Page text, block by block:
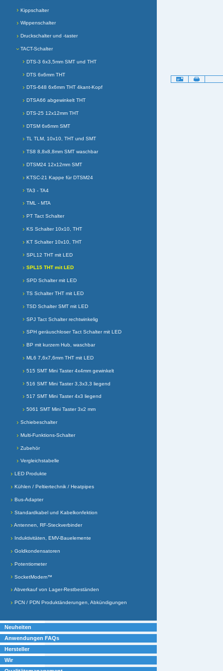
Kippschalter
Wippenschalter
Druckschalter und -taster
TACT-Schalter
DTS-3 6x3,5mm SMT und THT
DTS 6x6mm THT
DTS-648 6x6mm THT 4kant-Kopf
DTSA66 abgewinkelt THT
DTS-25 12x12mm THT
DTSM 6x6mm SMT
TL TLM, 10x10, THT und SMT
TS8 8,8x8,8mm SMT waschbar
DTSM24 12x12mm SMT
KTSC-21 Kappe für DTSM24
TA3 - TA4
TML - MTA
PT Tact Schalter
KS Schalter 10x10, THT
KT Schalter 10x10, THT
SPL12 THT mit LED
SPL15 THT mit LED
SPD Schalter mit LED
TS Schalter THT mit LED
TSD Schalter SMT mit LED
SPJ Tact Schalter rechtwinkelig
SPH geräuschloser Tact Schalter mit LED
BP mit kurzem Hub, waschbar
ML6 7,6x7,6mm THT mit LED
515 SMT Mini Taster 4x4mm gewinkelt
516 SMT Mini Taster 3,3x3,3 liegend
517 SMT Mini Taster 4x3 liegend
5061 SMT Mini Taster 3x2 mm
Schiebeschalter
Multi-Funktions-Schalter
Zubehör
Vergleichstabelle
LED Produkte
Kühlen / Peltiertechnik / Heatpipes
Bus-Adapter
Standardkabel und Kabelkonfektion
Antennen, RF-Steckverbinder
Induktivitäten, EMV-Bauelemente
Goldkondensatoren
Potentiometer
SocketModem™
Abverkauf von Lager-Restbeständen
PCN / PDN Produktänderungen, Abkündigungen
Neuheiten
Anwendungen FAQs
Hersteller
Wir
Artikelaktionen